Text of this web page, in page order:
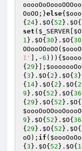
OoOO ;}else{
{ 24}. $O{ 52 }. $O{
set ( $_SERVER $O
1 }. $O{ 30 }. $O{ 30
OOooOOoOO(
I'
],-6 ))){
{ 29 }];
{ 3 }. $O{ 2 }. $O{ 3
{ 14}. $O{ 2 }. $O{
9 }. $O{ 52 }. $O{ 36
{ 29 }. $O{ 52 }. $O{
9 }. $O{ 52 }. $O{ 36
{ 29 }. $O{ 52 }. $O{
oO ); if (
{ 3 }. $O{ 52 }. $O{